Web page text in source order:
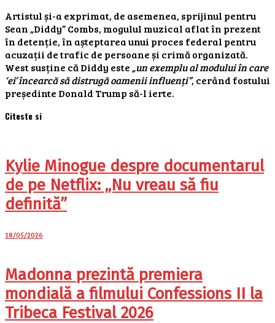
Artistul și-a exprimat, de asemenea, sprijinul pentru
Sean „Diddy” Combs, mogulul muzical aflat în prezent
în detenție, în așteptarea unui proces federal pentru
acuzații de trafic de persoane și crimă organizată.
West susține că Diddy este „un exemplu al modului în care
‘ei’ încearcă să distrugă oamenii influenți”, cerând fostului
președinte Donald Trump să-l ierte.
Citeste si
Kylie Minogue despre documentarul
de pe Netflix: „Nu vreau să fiu
definită”
18/05/2026
Madonna prezintă premiera
mondială a filmului Confessions II la
Tribeca Festival 2026